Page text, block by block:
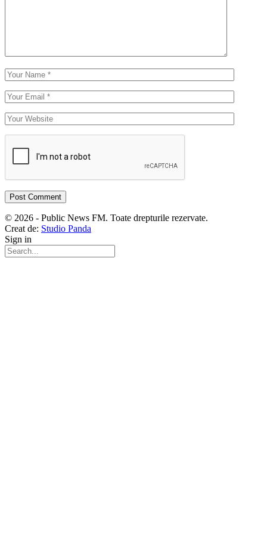
© 2026 - Public News FM. Toate drepturile rezervate.
Creat de: Studio Panda
Sign in